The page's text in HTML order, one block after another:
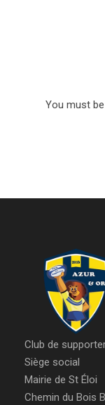
You must be
Club de
Siège social
Mairie de St Éloi
Chemin du Bois